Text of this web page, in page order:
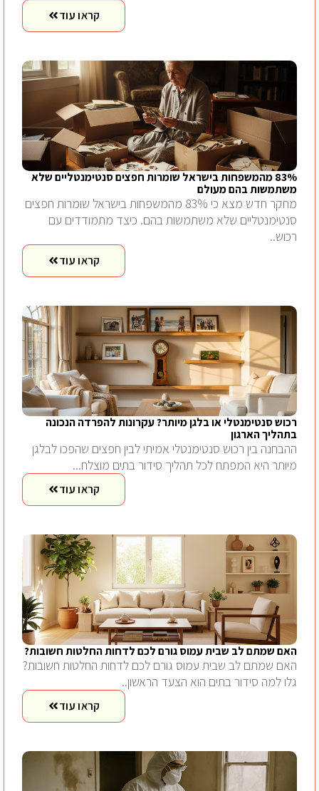
קראו עוד
83% מהמשפחות בישראל שומרות חפצים סנטימנטליים שלא
משתמשות בהם מעולם
מחקר חדש מצא כי 83% מהמשפחות בישראל שומרות חפצים
סנטימנטליים שלא משתמשות בהם. כיצד מתמודדים עם
רכוש..
קראו עוד
רכוש סנטימנטלי או בלגן מיותר? עקרונות להפרדה הנכונה
בתהליך הארגון
ההבחנה בין רכוש סנטימנטלי אמיתי לבין חפצים שהפכו לבלגן
מיותר היא המפתח לכל תהליך סידור בתים מוצלח...
קראו עוד
האם שמתם לב שבית עמוס גורם לכם לדחות החלטות חשובות?
האם שמתם לב שבית עמוס גורם לכם לדחות החלטות חשובות?
גלו למה סידור בתים הוא הצעד הראשון..
קראו עוד